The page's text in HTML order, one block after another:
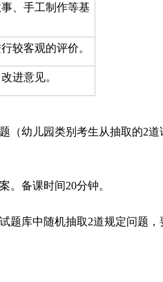
、手工制作等基
较客观的评价。
进意见。
（幼儿园类别考生从抽取的2道
。备课时间20分钟。
题库中随机抽取2道规定问题，